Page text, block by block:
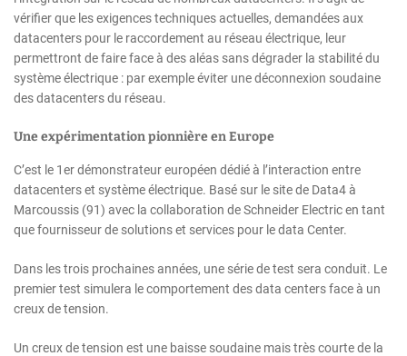
vérifier que les exigences techniques actuelles, demandées aux
datacenters pour le raccordement au réseau électrique, leur
permettront de faire face à des aléas sans dégrader la stabilité du
système électrique : par exemple éviter une déconnexion soudaine
des datacenters du réseau.
Une expérimentation pionnière en Europe
C’est le 1er démonstrateur européen dédié à l’interaction entre
datacenters et système électrique. Basé sur le site de Data4 à
Marcoussis (91) avec la collaboration de Schneider Electric en tant
que fournisseur de solutions et services pour le data Center.
Dans les trois prochaines années, une série de test sera conduit. Le
premier test simulera le comportement des data centers face à un
creux de tension.
Un creux de tension est une baisse soudaine mais très courte de la